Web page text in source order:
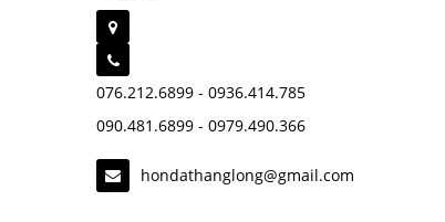
076.212.6899 - 0936.414.785
090.481.6899 - 0979.490.366
hondathanglong@gmail.com